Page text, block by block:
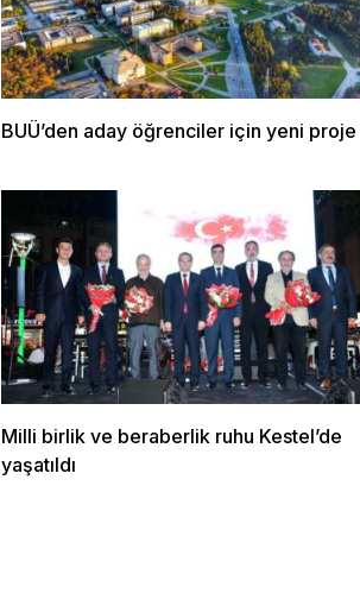
BUÜ’den aday öğrenciler için yeni proje
Milli birlik ve beraberlik ruhu Kestel’de
yaşatıldı